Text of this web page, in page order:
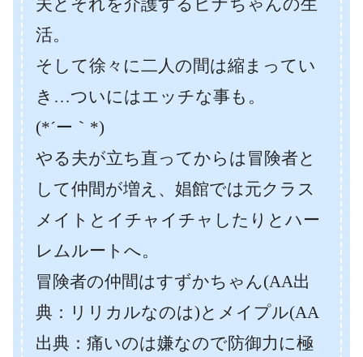
夫とそれを介護するヒナちゃんの生
活。
そして徐々に二人の間は縮まってい
き…ついにはエッチな事も。
(*´ー｀*)
やる夫が立ち直ってからは冒険者と
して仲間が増え、娼館では元クラス
メイトとイチャイチャしたりとハー
レムルートへ。
冒険者の仲間はすずかちゃん(AA出
典：リリカルなのは)とメイプル(AA
出典：痛いのは嫌なので防御力に極